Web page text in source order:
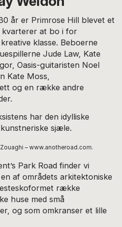
år er Primrose Hill blevet et
kvarterer at bo i for
klasse. Beboerne
Jude Law, Kate
Oasis-guitaristen Noel
Kate Moss,
og en række andre
har den idylliske
sjæle.
– www.anotheroad.com.
Park Road finder vi
af områdets arkitektoniske
række
huse med små
og som omkranser et lille